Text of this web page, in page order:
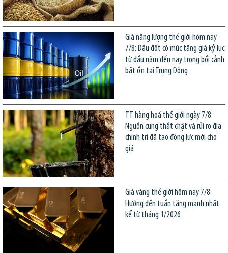
Giá năng lượng thế giới hôm nay
7/8: Dầu đốt có mức tăng giá kỷ lục
từ đầu năm đến nay trong bối cảnh
bất ổn tại Trung Đông
TT hàng hoá thế giới ngày 7/8:
Nguồn cung thắt chặt và rủi ro địa
chính trị đã tạo động lực mới cho
giá
Giá vàng thế giới hôm nay 7/8:
Hướng đến tuần tăng mạnh nhất
kể từ tháng 1/2026